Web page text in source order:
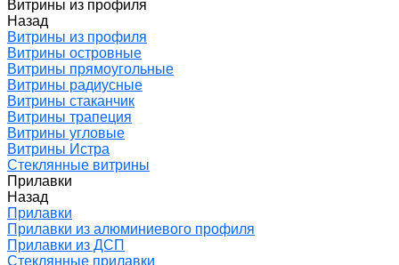
Витрины из профиля
Назад
Витрины из профиля
Витрины островные
Витрины прямоугольные
Витрины радиусные
Витрины стаканчик
Витрины трапеция
Витрины угловые
Витрины Истра
Стеклянные витрины
Прилавки
Назад
Прилавки
Прилавки из алюминиевого профиля
Прилавки из ДСП
Стеклянные прилавки